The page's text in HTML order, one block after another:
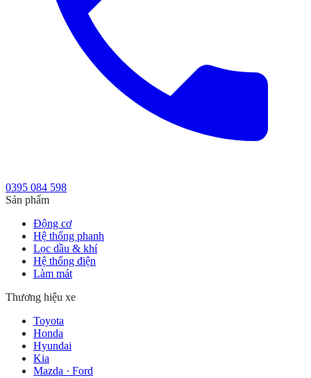
0395 084 598
Sản phẩm
Động cơ
Hệ thống phanh
Lọc dầu & khí
Hệ thống điện
Làm mát
Thương hiệu xe
Toyota
Honda
Hyundai
Kia
Mazda · Ford